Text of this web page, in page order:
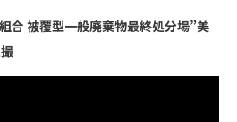
合 被覆型一般廃棄物最終処分場”美